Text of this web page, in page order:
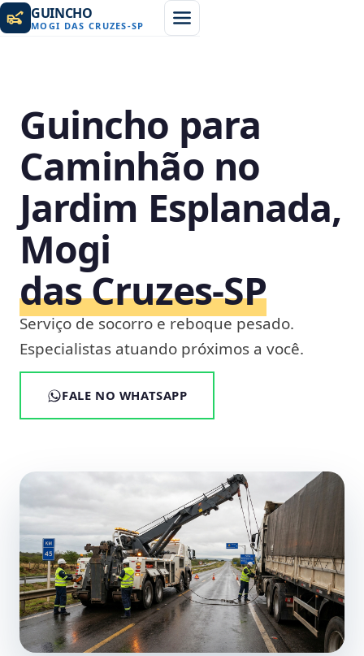
GUINCHO
MOGI DAS CRUZES-SP
Guincho para
Caminhão no
Jardim Esplanada,
Mogi
das Cruzes‑SP
Serviço de socorro e reboque pesado.
Especialistas atuando próximos a você.
FALE NO WHATSAPP